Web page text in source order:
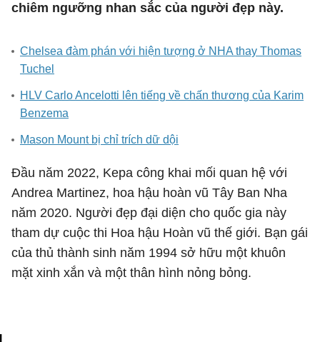
chiêm ngưỡng nhan sắc của người đẹp này.
Chelsea đàm phán với hiện tượng ở NHA thay Thomas
Tuchel
HLV Carlo Ancelotti lên tiếng về chấn thương của Karim
Benzema
Mason Mount bị chỉ trích dữ dội
Đầu năm 2022, Kepa công khai mối quan hệ với
Andrea Martinez, hoa hậu hoàn vũ Tây Ban Nha
năm 2020. Người đẹp đại diện cho quốc gia này
tham dự cuộc thi Hoa hậu Hoàn vũ thế giới. Bạn gái
của thủ thành sinh năm 1994 sở hữu một khuôn
mặt xinh xắn và một thân hình nỏng bỏng.